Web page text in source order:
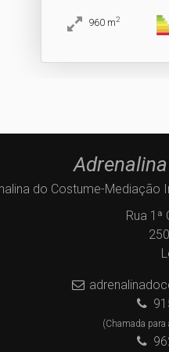
960 m2
do Costume-Mediação
Rua 1ª
(Chamada para